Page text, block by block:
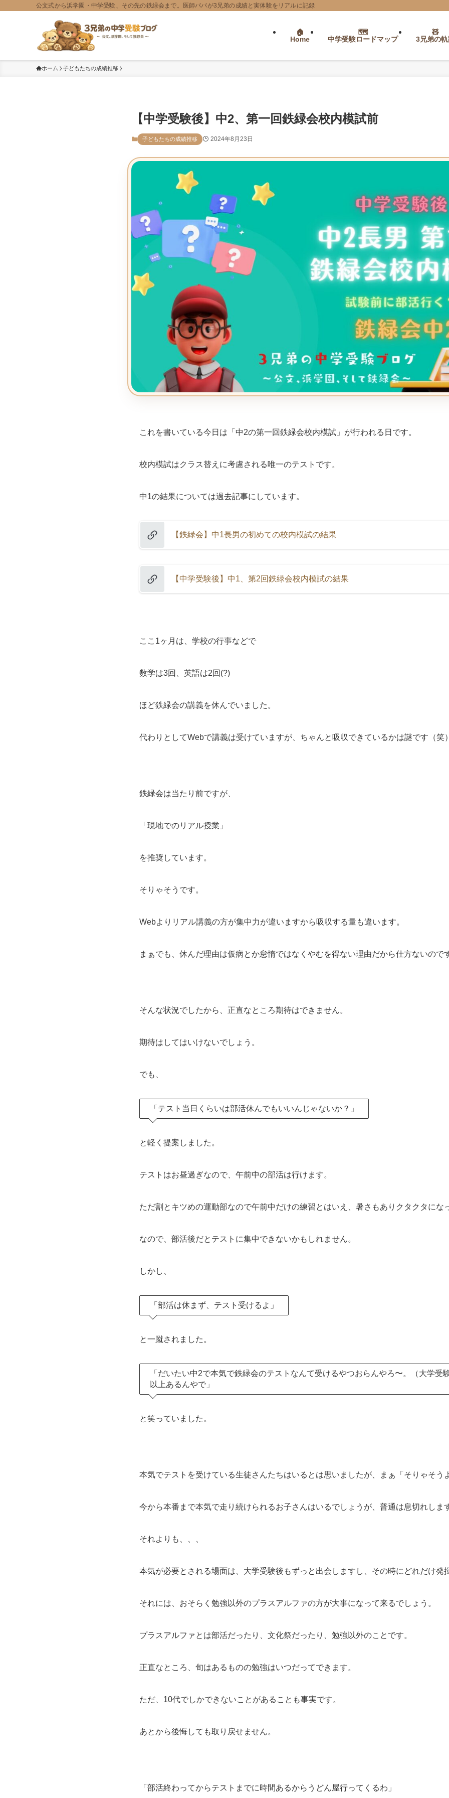
公文式から浜学園・中学受験、その先の鉄緑会まで。医師パパが3兄弟の成績と実体験をリアルに記録
Home 中学受験ロードマップ 3兄弟の
ホーム 子どもたちの成績推移
【中学受験後】中2、第一回鉄緑会校内模試前
子どもたちの成績推移 2024年8月23日
これを書いている今日は「中2の第一回鉄緑会校内模試」が行われる日です。
校内模試はクラス替えに考慮される唯一のテストです。
中1の結果については過去記事にしています。
【鉄緑会】中1長男の初めての校内模試の結果
【中学受験後】中1、第2回鉄緑会校内模試の結果
ここ1ヶ月は、学校の行事などで
数学は3回、英語は2回(?)
ほど鉄緑会の講義を休んでいました。
代わりとしてWebで講義は受けていますが、ちゃんと吸収できているかは謎です（笑
鉄緑会は当たり前ですが、
「現地でのリアル授業」
を推奨しています。
そりゃそうです。
Webよりリアル講義の方が集中力が違いますから吸収する量も違います。
まぁでも、休んだ理由は仮病とか怠惰ではなくやむを得ない理由だから仕方ないので
そんな状況でしたから、正直なところ期待はできません。
期待はしてはいけないでしょう。
でも、
「テスト当日くらいは部活休んでもいいんじゃないか？」
と軽く提案しました。
テストはお昼過ぎなので、午前中の部活は行けます。
ただ割とキツめの運動部なので午前中だけの練習とはいえ、暑さもありクタクタにな
なので、部活後だとテストに集中できないかもしれません。
しかし、
「部活は休まず、テスト受けるよ」
と一蹴されました。
「だいたい中2で本気で鉄緑会のテストなんて受けるやつおらんやろ〜。（大学受
以上あるんやで」
と笑っていました。
本気でテストを受けている生徒さんたちはいるとは思いましたが、まぁ「そりゃそう
今から本番まで本気で走り続けられるお子さんはいるでしょうが、普通は息切れしま
それよりも、、、
本気が必要とされる場面は、大学受験後もずっと出会しますし、その時にどれだけ発
それには、おそらく勉強以外のプラスアルファの方が大事になって来るでしょう。
プラスアルファとは部活だったり、文化祭だったり、勉強以外のことです。
正直なところ、旬はあるものの勉強はいつだってできます。
ただ、10代でしかできないことがあることも事実です。
あとから後悔しても取り戻せません。
「部活終わってからテストまでに時間あるからうどん屋行ってくるわ」